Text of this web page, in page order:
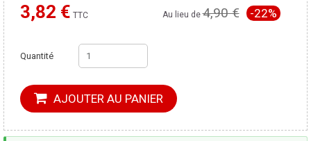
3,82 € TTC
Moins cher ailleurs ? Au lieu de4,90 € -22%
Quantité
AJOUTER AU PANIER